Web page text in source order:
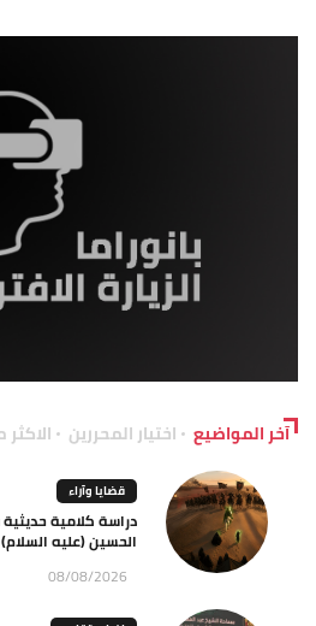
آخر المواضيع اختيار المحررين
قضايا وآراء
دراسة كلامية
الحسين (عليه السلام)
08/08/2026